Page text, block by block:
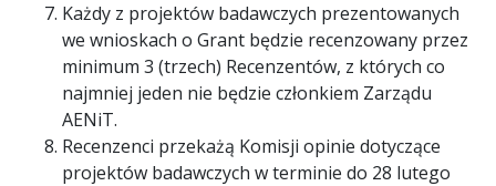
Każdy z projektów badawczych prezentowanych
we wnioskach o Grant będzie recenzowany przez
minimum 3 (trzech) Recenzentów, z których co
najmniej jeden nie będzie członkiem Zarządu
AENiT.
Recenzenci przekażą Komisji opinie dotyczące
projektów badawczych w terminie do 28 lutego